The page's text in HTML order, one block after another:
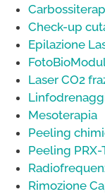
Check-up
Epilazione
Laser CO2
Mesoterapia
Peeling
Peeling PRX-
Rimozione